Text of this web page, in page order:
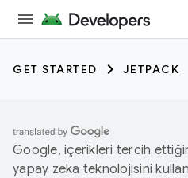
GET STARTED JETPACK
Google, içerikleri tercih
yapay zeka teknolojisini